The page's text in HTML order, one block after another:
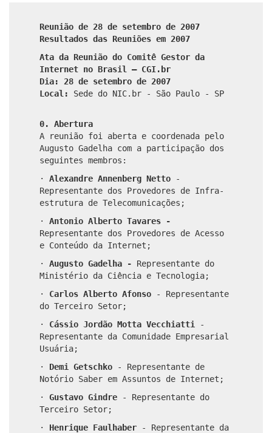
Reunião de 28 de setembro de 2007
Resultados das Reuniões em 2007
Ata da Reunião do Comitê Gestor da
Internet no Brasil – CGI.br
Dia: 28 de setembro de 2007
Local:
Sede do NIC.br - São Paulo - SP
0. Abertura
A reunião foi aberta e coordenada pelo
Augusto Gadelha com a participação dos
seguintes membros:
·
Alexandre Annenberg Netto
-
Representante dos Provedores de Infra-
estrutura de Telecomunicações;
·
Antonio Alberto Tavares -
Representante dos Provedores de Acesso
e Conteúdo da Internet;
·
Augusto Gadelha - Representante do
Ministério da Ciência e Tecnologia;
·
Carlos Alberto Afonso
- Representante
do Terceiro Setor;
·
Cássio Jordão Motta Vecchiatti
-
Representante da Comunidade Empresarial
Usuária;
· Demi Getschko
- Representante de
Notório Saber em Assuntos de Internet;
·
Gustavo Gindre
- Representante do
Terceiro Setor;
·
Henrique Faulhaber
- Representante da